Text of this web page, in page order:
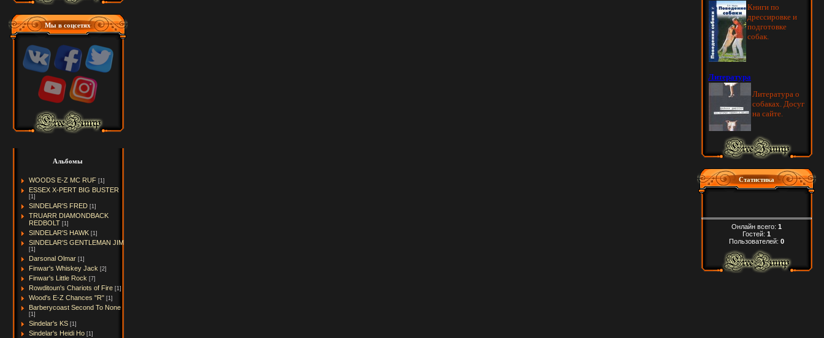
Мы в соцсетях
Альбомы
WOODS E-Z MC RUF [1]
ESSEX X-PERT BIG BUSTER
[1]
SINDELAR'S FRED [1]
TRUARR DIAMONDBACK
REDBOLT [1]
SINDELAR'S HAWK [1]
SINDELAR'S GENTLEMAN JIM
[1]
Darsonal Olmar [1]
Finwar's Whiskey Jack [2]
Finwar's Little Rock [7]
Rowditoun's Chariots of Fire [1]
Wood's E-Z Chances "R" [1]
Barberycoast Second To None
[1]
Sindelar's KS [1]
Sindelar's Heidi Ho [1]
Статистика
Онлайн всего: 1
Гостей: 1
Пользователей: 0